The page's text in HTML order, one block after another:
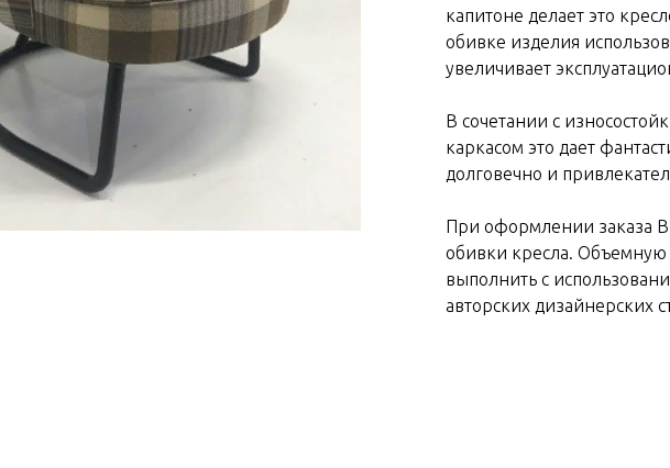
капитоне делает это
обивке изделия
увеличивает
В сочетании с
каркасом это дает
долговечно и
При оформлении заказа
обивки кресла.
выполнить с
авторских дизайнерских